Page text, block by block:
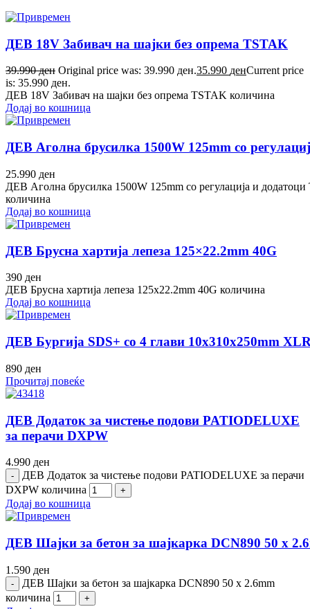
ДЕВ 18V Забивач на шајки без опрема TSTAK
39.990ден Original price was: 39.990 ден.35.990 денCurrent price
is: 35.990 ден.
ДЕВ 18V Забивач на шајки без опрема TSTAK количина
Додај во кошница
ДЕВ Аголна брусилка 1500W 125mm со
25.990 ден
ДЕВ Аголна брусилка 1500W 125mm со регулација и
количина
Додај во кошница
ДЕВ Брусна хартија лепеза 125×22.2mm 40G
390 ден
ДЕВ Брусна хартија лепеза 125x22.2mm 40G количина
Додај во кошница
ДЕВ Бургија SDS+ со 4 глави 10x310x250mm
890 ден
Прочитај повеќе
ДЕВ Додаток за чистење подови PATIODELUXE
за перачи DXPW
4.990 ден
ДЕВ Додаток за чистење подови PATIODELUXE за перачи
DXPW количина
Додај во кошница
ДЕВ Шајки за бетон за шајкарка DCN890 50 x
1.590 ден
ДЕВ Шајки за бетон за шајкарка DCN890 50 x 2.6mm
количина